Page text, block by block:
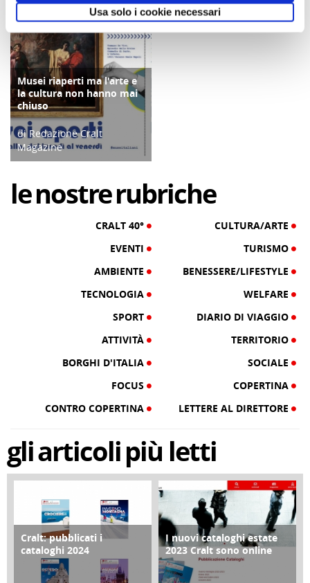
Usa solo i cookie necessari
31/12/19
29/12/23
CULTURA/ARTE
Musei riaperti ma l'arte e
la cultura non hanno mai
chiuso
di Redazione Cralt
Magazine
lenostrerubriche
CRALT 40°
CULTURA/ARTE
EVENTI
TURISMO
AMBIENTE
BENESSERE/LIFESTYLE
TECNOLOGIA
WELFARE
SPORT
DIARIO DI VIAGGIO
ATTIVITÀ
TERRITORIO
BORGHI D'ITALIA
SOCIALE
FOCUS
COPERTINA
CONTRO COPERTINA
LETTERE AL DIRETTORE
gliarticolipiù letti
COPERTINA
Cralt: pubblicati i
cataloghi 2024
CONTRO COPERTINA
I nuovi cataloghi estate
2023 Cralt sono online